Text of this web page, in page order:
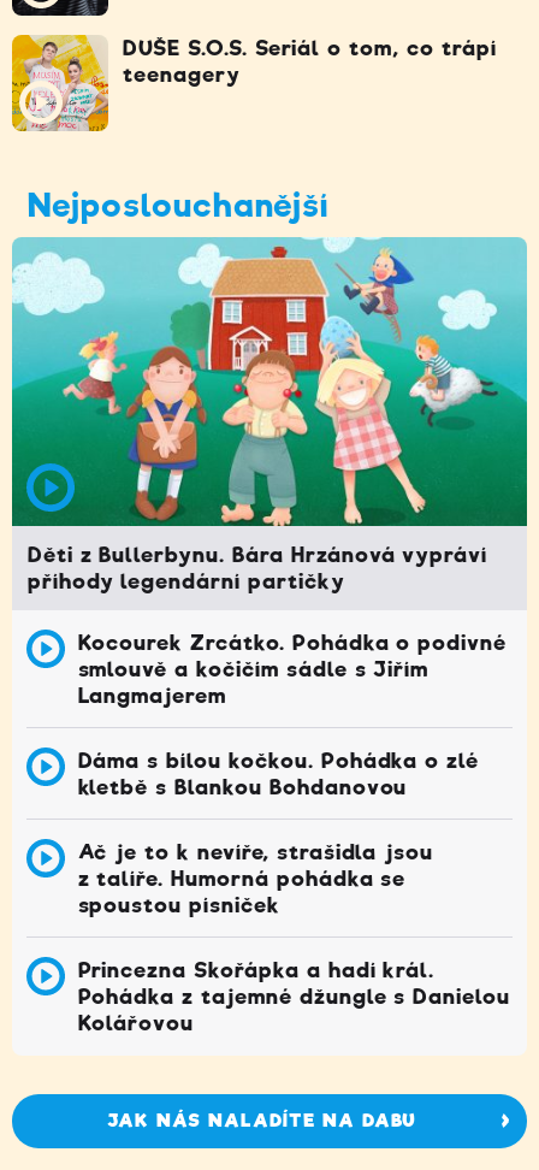
DUŠE S.O.S. Seriál o tom, co trápí
teenagery
Nejposlouchanější
Děti z Bullerbynu. Bára Hrzánová vypráví
příhody legendární partičky
Kocourek Zrcátko. Pohádka o podivné
smlouvě a kočičím sádle s Jiřím
Langmajerem
Dáma s bílou kočkou. Pohádka o zlé
kletbě s Blankou Bohdanovou
Ač je to k nevíře, strašidla jsou
z talíře. Humorná pohádka se
spoustou písniček
Princezna Skořápka a hadí král.
Pohádka z tajemné džungle s Danielou
Kolářovou
JAK NÁS NALADÍTE NA DABU